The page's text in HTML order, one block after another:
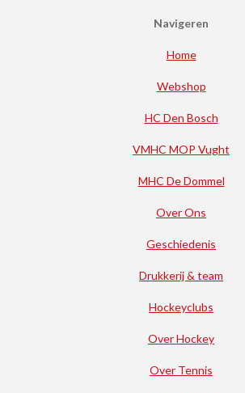
Navigeren
Home
Webshop
HC Den Bosch
VMHC MOP Vught
MHC De Dommel
Over Ons
Geschiedenis
Drukkerij & team
Hockeyclubs
Over Hockey
Over Tennis